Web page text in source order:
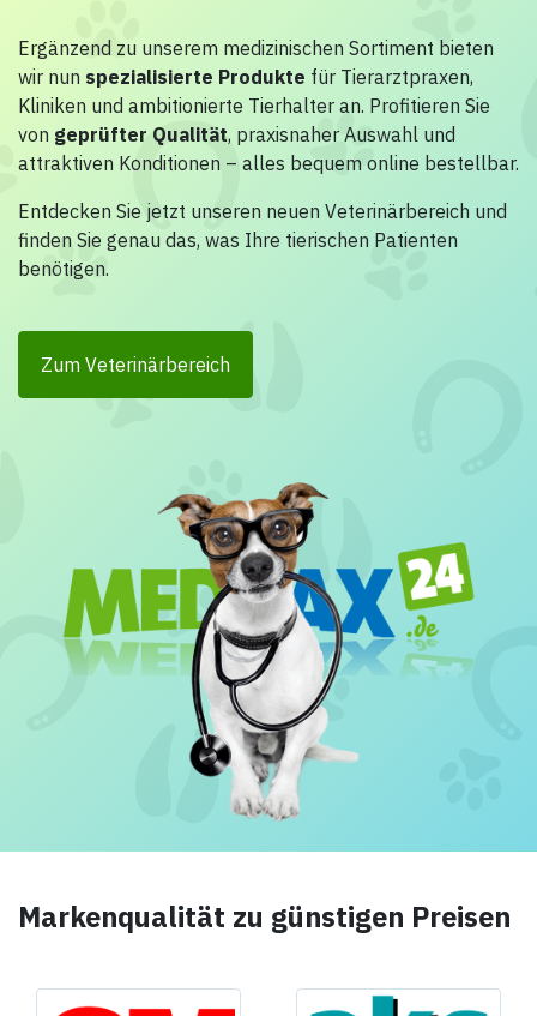
Ergänzend zu unserem medizinischen Sortiment bieten
wir nun spezialisierte Produkte für Tierarztpraxen,
Kliniken und ambitionierte Tierhalter an. Profitieren Sie
von geprüfter Qualität, praxisnaher Auswahl und
attraktiven Konditionen – alles bequem online bestellbar.
Entdecken Sie jetzt unseren neuen Veterinärbereich und
finden Sie genau das, was Ihre tierischen Patienten
benötigen.
Zum Veterinärbereich
Markenqualität zu günstigen Preisen